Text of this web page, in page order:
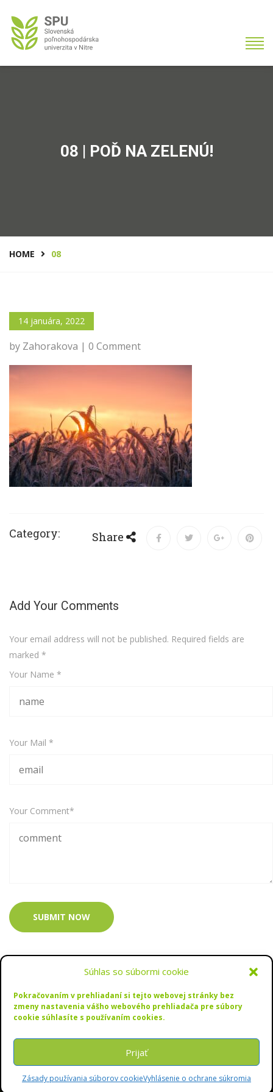
Súhlas so súbormi cookie
Pokračovaním v prehliadaní si tejto webovej stránky bez
zmeny nastavenia vášho webového prehliadača pre súbory
cookie súhlasíte s používaním cookies.
Prijať
Zásady používania súborov cookieVyhlásenie o ochrane súkromia
08 | POĎ NA ZELENÚ!
HOME 08
14 januára, 2022
by Zahorakova | 0 Comment
Category: Share
Add Your Comments
Your email address will not be published. Required fields are
marked *
Your Name *
Your Mail *
Your Comment*
SUBMIT NOW
Copyrights © 2022 SPU Nitra
Podaj si prihlášku!